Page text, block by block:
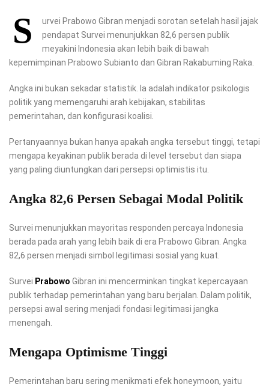
S
urvei Prabowo Gibran menjadi sorotan setelah hasil jajak
pendapat Survei menunjukkan 82,6 persen publik
meyakini Indonesia akan lebih baik di bawah
kepemimpinan Prabowo Subianto dan Gibran Rakabuming Raka.
Angka ini bukan sekadar statistik. Ia adalah indikator psikologis
politik yang memengaruhi arah kebijakan, stabilitas
pemerintahan, dan konfigurasi koalisi.
Pertanyaannya bukan hanya apakah angka tersebut tinggi, tetapi
mengapa keyakinan publik berada di level tersebut dan siapa
yang paling diuntungkan dari persepsi optimistis itu.
Angka 82,6 Persen Sebagai Modal Politik
Survei menunjukkan mayoritas responden percaya Indonesia
berada pada arah yang lebih baik di era Prabowo Gibran. Angka
82,6 persen menjadi simbol legitimasi sosial yang kuat.
Survei Prabowo Gibran ini mencerminkan tingkat kepercayaan
publik terhadap pemerintahan yang baru berjalan. Dalam politik,
persepsi awal sering menjadi fondasi legitimasi jangka
menengah.
Mengapa Optimisme Tinggi
Pemerintahan baru sering menikmati efek honeymoon, yaitu